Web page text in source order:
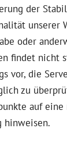
der
unserer
oder
findet nicht
vor, die
zu
auf
hinweisen.